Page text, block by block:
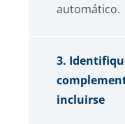
automático.
3.
incluirse